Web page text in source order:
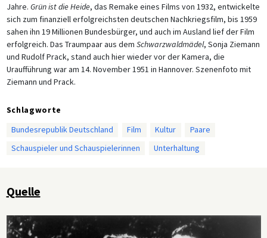
Jahre. Grün ist die Heide, das Remake eines Films von 1932, entwickelte
sich zum finanziell erfolgreichsten deutschen Nachkriegsfilm, bis 1959
sahen ihn 19 Millionen Bundesbürger, und auch im Ausland lief der Film
erfolgreich. Das Traumpaar aus dem Schwarzwaldmädel, Sonja Ziemann
und Rudolf Prack, stand auch hier wieder vor der Kamera, die
Uraufführung war am 14. November 1951 in Hannover. Szenenfoto mit
Ziemann und Prack.
Schlagworte
Bundesrepublik Deutschland
Film Kultur
Paare
Schauspieler und Schauspielerinnen
Unterhaltung
Quelle